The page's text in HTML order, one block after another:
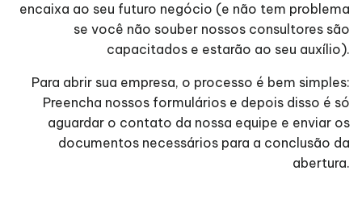
encaixa ao seu futuro negócio (e não tem problema
se você não souber nossos consultores são
capacitados e estarão ao seu auxílio).
Para abrir sua empresa, o processo é bem simples:
Preencha nossos formulários e depois disso é só
aguardar o contato da nossa equipe e enviar os
documentos necessários para a conclusão da
abertura.